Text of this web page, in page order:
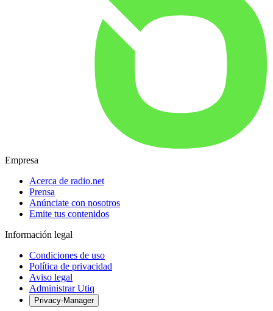
Empresa
Acerca de radio.net
Prensa
Anúnciate con nosotros
Emite tus contenidos
Información legal
Condiciones de uso
Política de privacidad
Aviso legal
Administrar Utiq
Privacy-Manager